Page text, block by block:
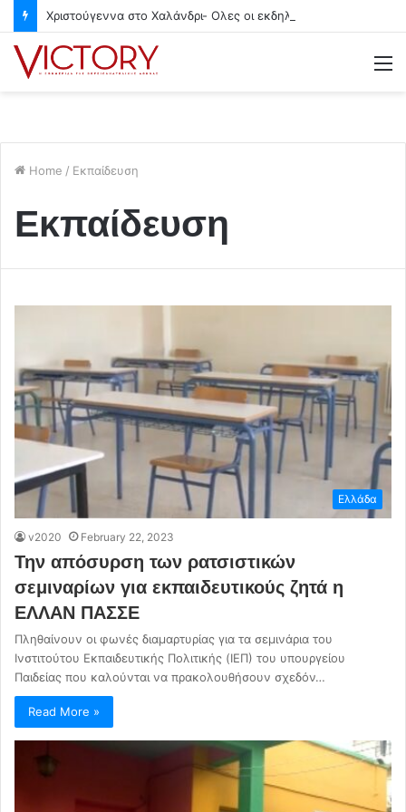
Home / Εκπαίδευση
Εκπαίδευση
Ελλάδα
v2020 February 22, 2023
Την απόσυρση των ρατσιστικών
σεμιναρίων για εκπαιδευτικούς ζητά η
ΕΛΛΑΝ ΠΑΣΣΕ
Πληθαίνουν οι φωνές διαμαρτυρίας για τα σεμινάρια του
Ινστιτούτου Εκπαιδευτικής Πολιτικής (ΙΕΠ) του υπουργείου
Παιδείας που καλούνται να πρακολουθήσουν σχεδόν…
Read More »